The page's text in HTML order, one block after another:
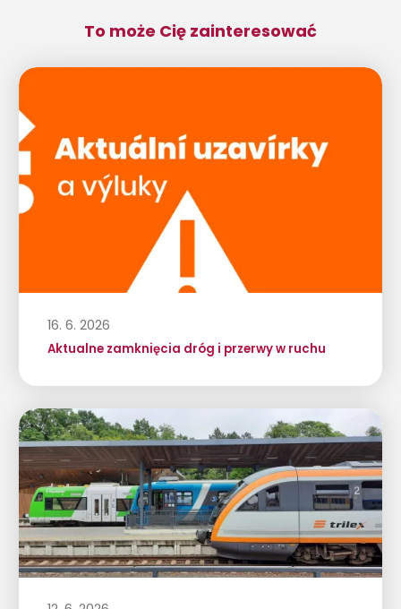
To może Cię zainteresować
16. 6. 2026
Aktualne zamknięcia dróg i przerwy w ruchu